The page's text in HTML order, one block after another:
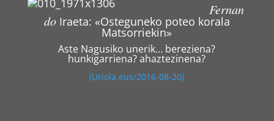
Fernan
doIraeta: «Osteguneko poteo korala
Matsorriekin»
Aste Nagusiko unerik… bereziena?
hunkigarriena? ahaztezinena?
(Uriola.eus/2016-08-20)